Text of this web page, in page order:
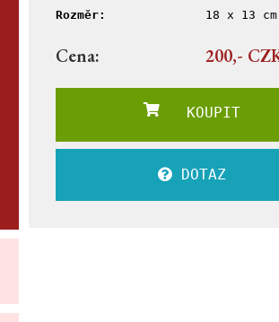
Rozměr:
18 x 13 cm
Cena: 200,-
KOUPIT
DOTAZ